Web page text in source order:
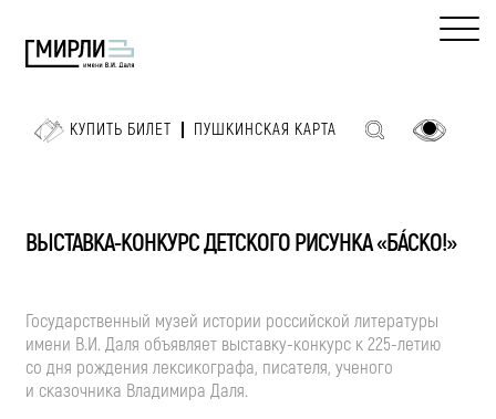
КУПИТЬ БИЛЕТ ПУШКИНСКАЯ КАРТА
ВЫСТАВКА-КОНКУРС ДЕТСКОГО РИСУНКА «БА́СКО!»
Государственный музей истории российской литературы
имени В.И. Даля объявляет выставку-конкурс к225-летию
со дня рождения лексикографа, писателя, ученого
и сказочника Владимира Даля.